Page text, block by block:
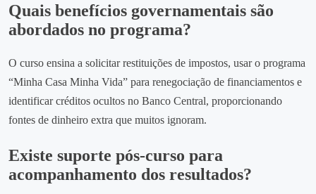
Quais benefícios governamentais são
abordados no programa?
O curso ensina a solicitar restituições de impostos, usar o programa
“Minha Casa Minha Vida” para renegociação de financiamentos e
identificar créditos ocultos no Banco Central, proporcionando
fontes de dinheiro extra que muitos ignoram.
Existe suporte pós‑curso para
acompanhamento dos resultados?